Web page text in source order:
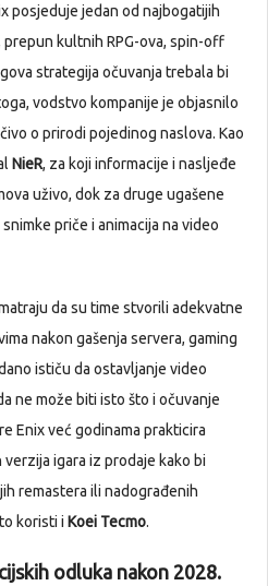
posjeduje jedan od najbogatijih
kultnih RPG-ova, spin-off
strategija očuvanja trebala bi
vodstvo kompanije je objasnilo
o prirodi pojedinog naslova. Kao
NieR, za koji informacije i nasljeđe
uživo, dok za druge ugašene
priče i animacija na video
da su time stvorili adekvatne
nakon gašenja servera, gaming
ističu da ostavljanje video
ne može biti isto što i očuvanje
Enix već godinama prakticira
igara iz prodaje kako bi
remastera ili nadograđenih
koristi i Koei Tecmo.
odluka nakon 2028.